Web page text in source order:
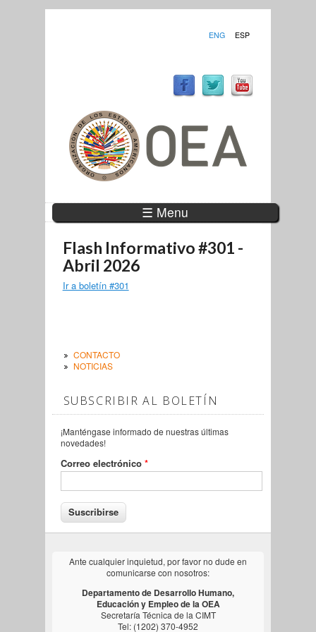
ENG ESP
☰ Menu
Flash Informativo #301 -
Abril 2026
Ir a boletín #301
CONTACTO
NOTICIAS
SUBSCRIBIR AL BOLETÍN
¡Manténgase informado de nuestras últimas
novedades!
Correo electrónico *
Ante cualquier inquietud, por favor no dude en
comunicarse con nosotros:
Departamento de Desarrollo Humano,
Educación y Empleo de la OEA
Secretaría Técnica de la CIMT
Tel: (1202) 370-4952